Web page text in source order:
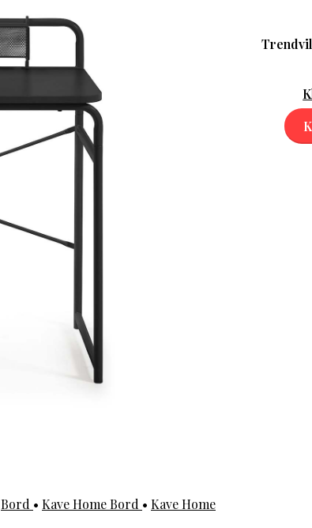
Bord • Kave Home Bord • Kave Home